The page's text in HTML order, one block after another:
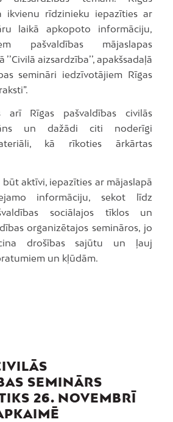
ikvienu rīdzinieku iepazīties ar
laikā apkopoto informāciju,
pašvaldības mājaslapas
aizsardzība’’, apakšsadaļā
semināri iedzīvotājiem Rīgas
arī Rīgas pašvaldības civilās
un dažādi citi noderīgi
kā rīkoties ārkārtas
aktīvi, iepazīties ar mājaslapā
informāciju, sekot līdz
sociālajos tīklos un
organizētajos semināros, jo
drošības sajūtu un ļauj
un kļūdām.
SEMINĀRS
26. NOVEMBRĪ